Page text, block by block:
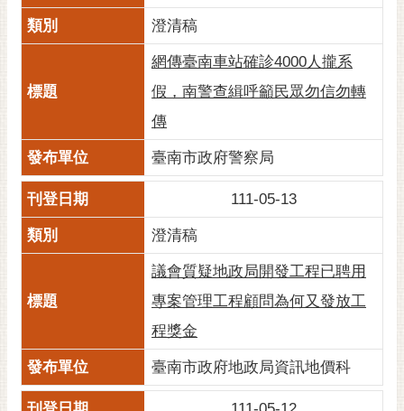
通
位
澄清稿
網傳臺南車站確診4000人攏系
假，南警查緝呼籲民眾勿信勿轉
傳
臺南市政府警察局
111-05-13
澄清稿
議會質疑地政局開發工程已聘用
專案管理工程顧問為何又發放工
程獎金
臺南市政府地政局資訊地價科